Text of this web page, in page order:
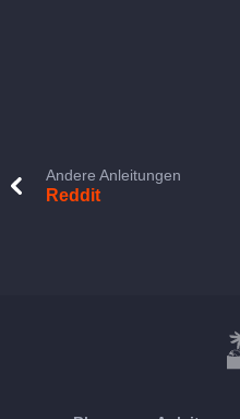
Andere Anleitungen
Reddit